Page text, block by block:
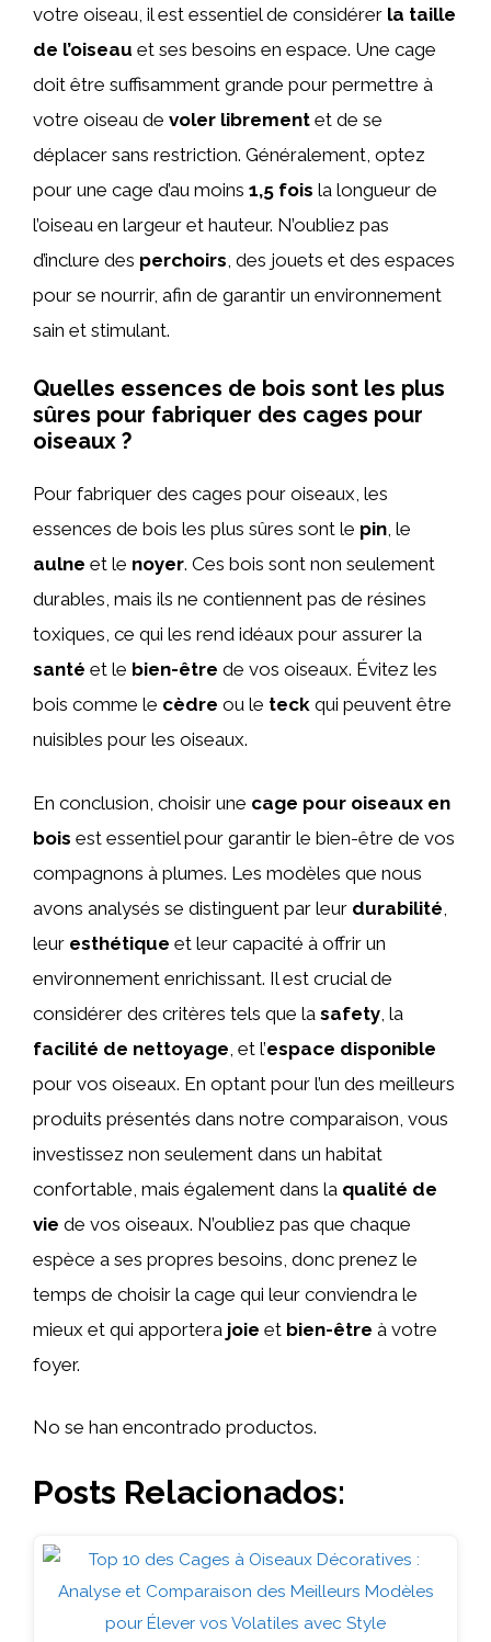
votre oiseau, il est essentiel de considérer la taille
de l’oiseau et ses besoins en espace. Une cage
doit être suffisamment grande pour permettre à
votre oiseau de voler librement et de se
déplacer sans restriction. Généralement, optez
pour une cage d’au moins 1,5 fois la longueur de
l’oiseau en largeur et hauteur. N’oubliez pas
d’inclure des perchoirs , des jouets et des espaces
pour se nourrir, afin de garantir un environnement
sain et stimulant.
Quelles essences de bois sont les plus
sûres pour fabriquer des cages pour
oiseaux ?
Pour fabriquer des cages pour oiseaux, les
essences de bois les plus sûres sont le pin, le
aulne et le noyer. Ces bois sont non seulement
durables, mais ils ne contiennent pas de résines
toxiques, ce qui les rend idéaux pour assurer la
santé et le bien-être de vos oiseaux. Évitez les
bois comme le cèdre ou le teck qui peuvent être
nuisibles pour les oiseaux.
En conclusion, choisir une cage pour oiseaux en
bois est essentiel pour garantir le bien-être de vos
compagnons à plumes. Les modèles que nous
avons analysés se distinguent par leur durabilité
leur esthétique et leur capacité à offrir un
environnement enrichissant. Il est crucial de
considérer des critères tels que la safety , la
facilité de nettoyage , et l’espace disponible
pour vos oiseaux. En optant pour l’un des meilleurs
produits présentés dans notre comparaison, vous
investissez non seulement dans un habitat
confortable, mais également dans la qualité de
vie de vos oiseaux. N’oubliez pas que chaque
espèce a ses propres besoins, donc prenez le
temps de choisir la cage qui leur conviendra le
mieux et qui apportera joie et bien-être à votre
foyer.
No se han encontrado productos.
Posts Relacionados: